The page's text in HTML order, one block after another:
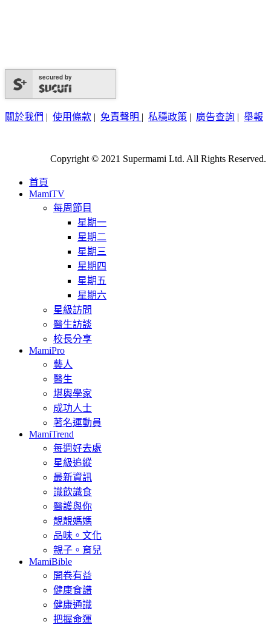
secured by
關於我們 | 使用條款 | 免責聲明 | 私穩政策 | 廣告查詢 | 舉報
Copyright © 2021 Supermami Ltd. All Rights Reserved.
首頁
MamiTV
每周節目
星期一
星期二
星期三
星期四
星期五
星期六
星級訪問
醫生訪談
校長分享
MamiPro
藝人
醫生
堪輿學家
成功人士
著名運動員
MamiTrend
每週好去處
星級追縱
最新資訊
識飲識食
醫護與你
靚靚媽媽
品味。文化
親子。育兒
MamiBible
開卷有益
健康食譜
健康通識
把握命運